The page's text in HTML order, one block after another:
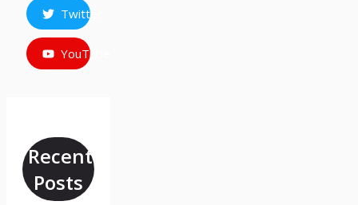
Twitter
YouTube
Recent
Posts